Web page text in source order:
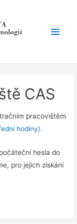
CAS
pracovištěm
hodiny).
hesla do
pro jejich získání